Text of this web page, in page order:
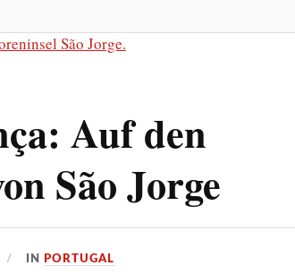
Auf den
São Jorge
IN PORTUGAL